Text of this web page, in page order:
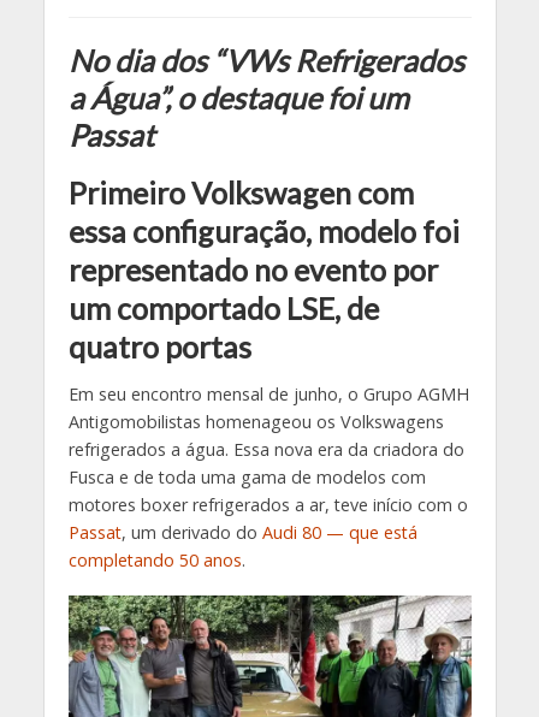
No dia dos “VWs Refrigerados
a Água”, o destaque foi um
Passat
Primeiro Volkswagen com
essa configuração, modelo foi
representado no evento por
um comportado LSE, de
quatro portas
Em seu encontro mensal de junho, o Grupo AGMH
Antigomobilistas homenageou os Volkswagens
refrigerados a água. Essa nova era da criadora do
Fusca e de toda uma gama de modelos com
motores boxer refrigerados a ar, teve início com o
Passat, um derivado do Audi 80 — que está
completando 50 anos.